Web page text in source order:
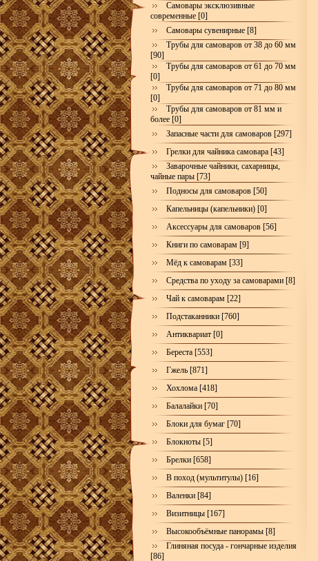
Самовары эксклюзивные
современные [0]
Самовары сувенирные [8]
Трубы для самоваров от 38 до 60 мм
[90]
Трубы для самоваров от 61 до 70 мм
[0]
Трубы для самоваров от 71 до 80 мм
[0]
Трубы для самоваров от 81 мм и
более [0]
Запасные части для самоваров [297]
Грелки для чайника самовара [43]
Заварочные чайники, сахарницы,
чайные пары [73]
Подносы для самоваров [50]
Капельницы (капельники) [0]
Аксессуары для самоваров [56]
Книги по самоварам [9]
Мёд к самоварам [33]
Средства по уходу за самоварами [8]
Чай к самоварам [22]
Подстаканники [760]
Антиквариат [0]
Береста [553]
Гжель [871]
Хохлома [418]
Балалайки [70]
Блоки для бумаг [70]
Блокноты [5]
Брелки [658]
В поход (мультитулы) [16]
Валенки [84]
Визитницы [167]
Высокообъёмные панорамы [8]
Глиняная посуда - гончарные изделия
[86]